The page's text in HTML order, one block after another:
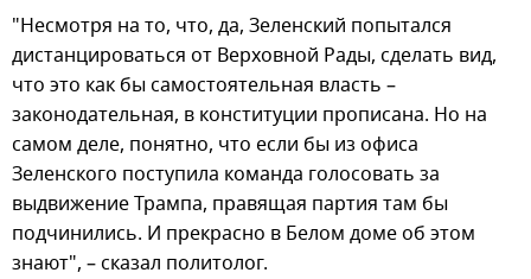
"Несмотря на то, что, да, Зеленский попытался
дистанцироваться от Верховной Рады, сделать вид,
что это как бы самостоятельная власть –
законодательная, в конституции прописана. Но на
самом деле, понятно, что если бы из офиса
Зеленского поступила команда голосовать за
выдвижение Трампа, правящая партия там бы
подчинились. И прекрасно в Белом доме об этом
знают", – сказал политолог.